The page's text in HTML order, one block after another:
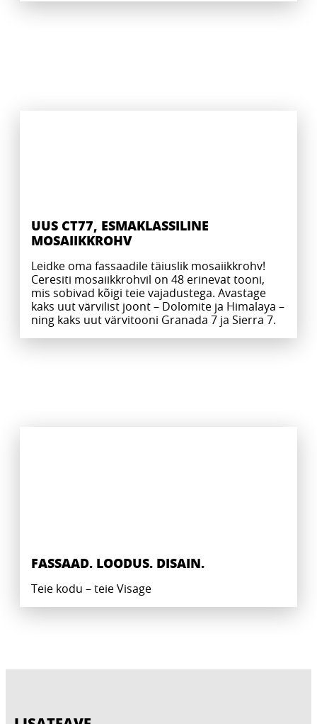
UUS CT77, ESMAKLASSILINE
MOSAIIKKROHV
Leidke oma fassaadile täiuslik mosaiikkrohv!
Ceresiti mosaiikkrohvil on 48 erinevat tooni,
mis sobivad kõigi teie vajadustega. Avastage
kaks uut värvilist joont – Dolomite ja Himalaya –
ning kaks uut värvitooni Granada 7 ja Sierra 7.
FASSAAD. LOODUS. DISAIN.
Teie kodu – teie Visage